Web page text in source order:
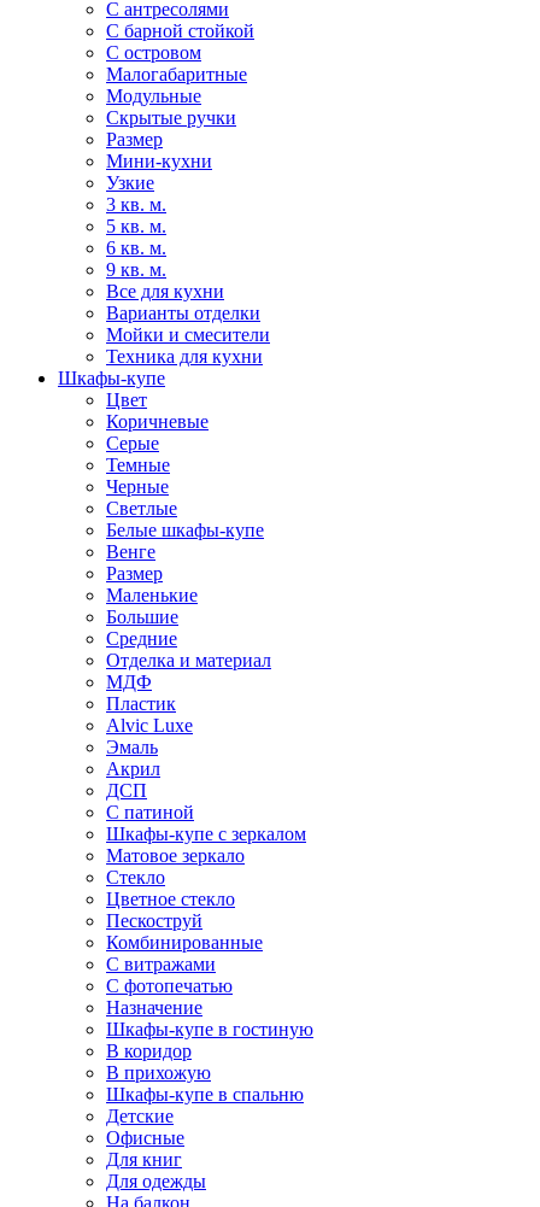
С антресолями
С барной стойкой
С островом
Малогабаритные
Модульные
Скрытые ручки
Размер
Мини-кухни
Узкие
3 кв. м.
5 кв. м.
6 кв. м.
9 кв. м.
Все для кухни
Варианты отделки
Мойки и смесители
Техника для кухни
Шкафы-купе
Цвет
Коричневые
Серые
Темные
Черные
Светлые
Белые шкафы-купе
Венге
Размер
Маленькие
Большие
Средние
Отделка и материал
МДФ
Пластик
Alvic Luxe
Эмаль
Акрил
ДСП
С патиной
Шкафы-купе с зеркалом
Матовое зеркало
Стекло
Цветное стекло
Пескоструй
Комбинированные
С витражами
С фотопечатью
Назначение
Шкафы-купе в гостиную
В коридор
В прихожую
Шкафы-купе в спальню
Детские
Офисные
Для книг
Для одежды
На балкон